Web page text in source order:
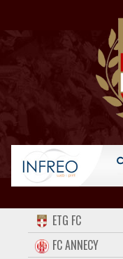
ACCUEIL
FORUM
ETG FC
FC ANNECY